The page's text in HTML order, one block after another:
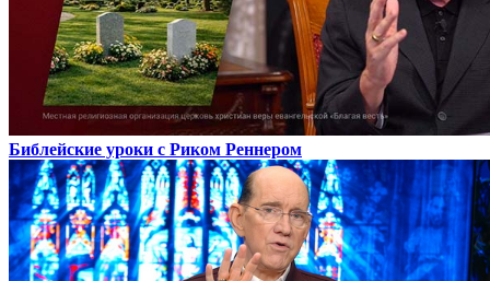
Библейские уроки с Риком Реннером